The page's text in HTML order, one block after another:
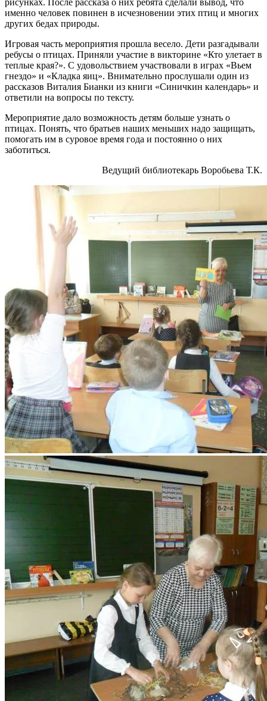
именно человек повинен в исчезновении этих птиц и многих
других бедах природы.
Игровая часть мероприятия прошла весело. Дети разгадывали
ребусы о птицах. Приняли участие в викторине «Кто улетает в
теплые края?». С удовольствием участвовали в играх «Вьем
гнездо» и «Кладка яиц». Внимательно прослушали один из
рассказов Виталия Бианки из книги «Синичкин календарь» и
ответили на вопросы по тексту.
Мероприятие дало возможность детям больше узнать о
птицах. Понять, что братьев наших меньших надо защищать,
помогать им в суровое время года и постоянно о них
заботиться.
Ведущий библиотекарь Воробьева Т.К.